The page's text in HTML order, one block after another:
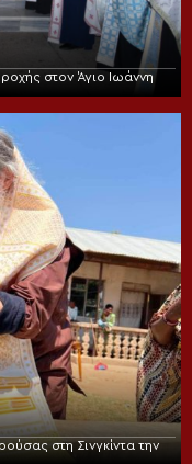
στον Άγιο Ιωάννη
στη Σινγκίντα την